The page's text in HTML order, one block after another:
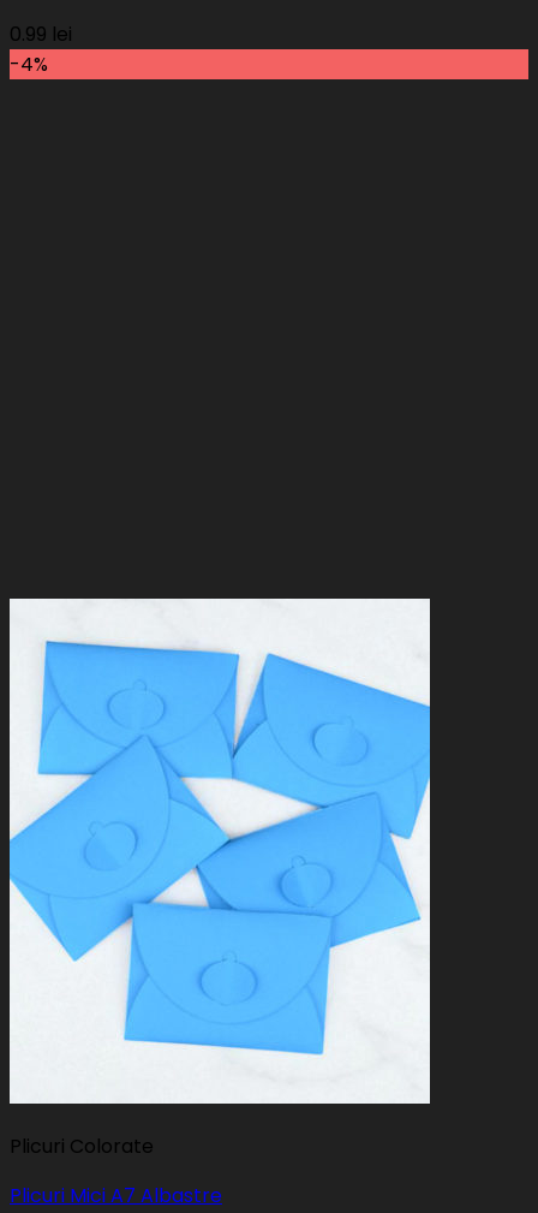
0.99 lei
-4%
Plicuri Colorate
Plicuri Mici A7 Albastre